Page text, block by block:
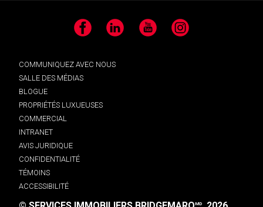
Facebook LinkedIn YouTube Instagram
COMMUNIQUEZ AVEC NOUS
SALLE DES MÉDIAS
BLOGUE
PROPRIÉTÉS LUXUEUSES
COMMERCIAL
INTRANET
AVIS JURIDIQUE
CONFIDENTIALITÉ
TÉMOINS
ACCESSIBILITÉ
MD